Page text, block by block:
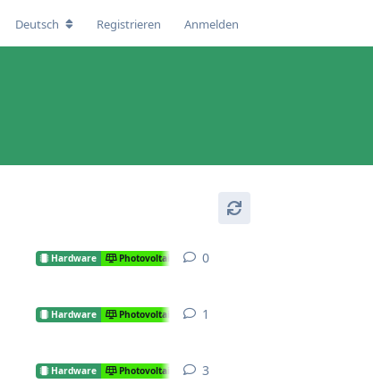
Deutsch Registrieren Anmelden
Hardware Photovoltaik 0
Hardware Photovoltaik 1
Hardware Photovoltaik 3